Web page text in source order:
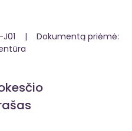
J01 | Dokumentą priėmė: